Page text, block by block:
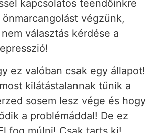
kapcsolatos teendőinkre
végzünk,
választás kérdése a
ez valóban csak egy állapot!
kilátástalannak tűnik a
sosem lesz vége és hogy
a problémáddal! De ez